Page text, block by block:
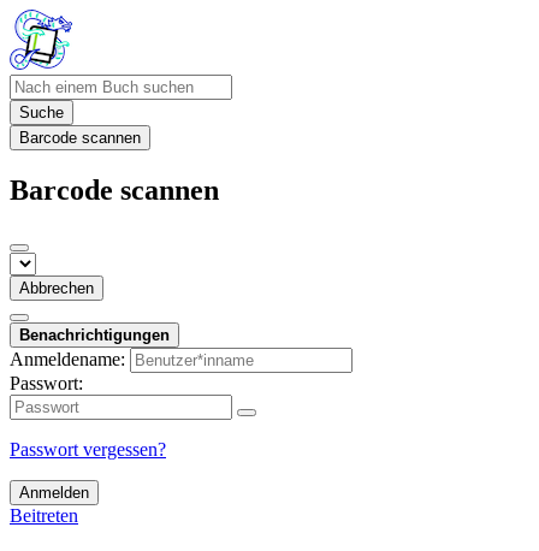
Suche
Barcode scannen
Barcode scannen
Abbrechen
Benachrichtigungen
Anmeldename:
Passwort:
Passwort vergessen?
Anmelden
Beitreten